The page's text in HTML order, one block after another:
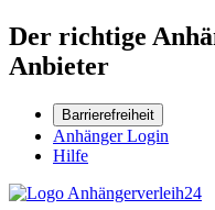
Der richtige
Anbieter
Barrierefreiheit
Anhänger Login
Hilfe